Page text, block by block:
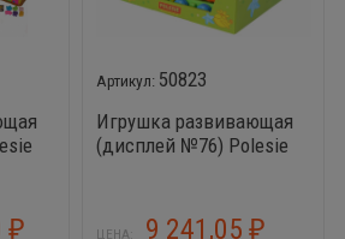
10
₽
50823
Игрушка развивающая
(дисплей №76) Polesie
шт., Садовый домик - 4
ЦЕНА: 9 241,05₽